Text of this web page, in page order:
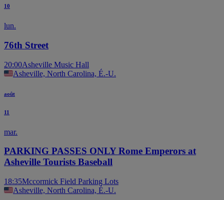
10
lun.
76th Street
20:00Asheville Music Hall
Asheville, North Carolina, É.-U.
août
11
mar.
PARKING PASSES ONLY Rome Emperors at
Asheville Tourists Baseball
18:35Mccormick Field Parking Lots
Asheville, North Carolina, É.-U.